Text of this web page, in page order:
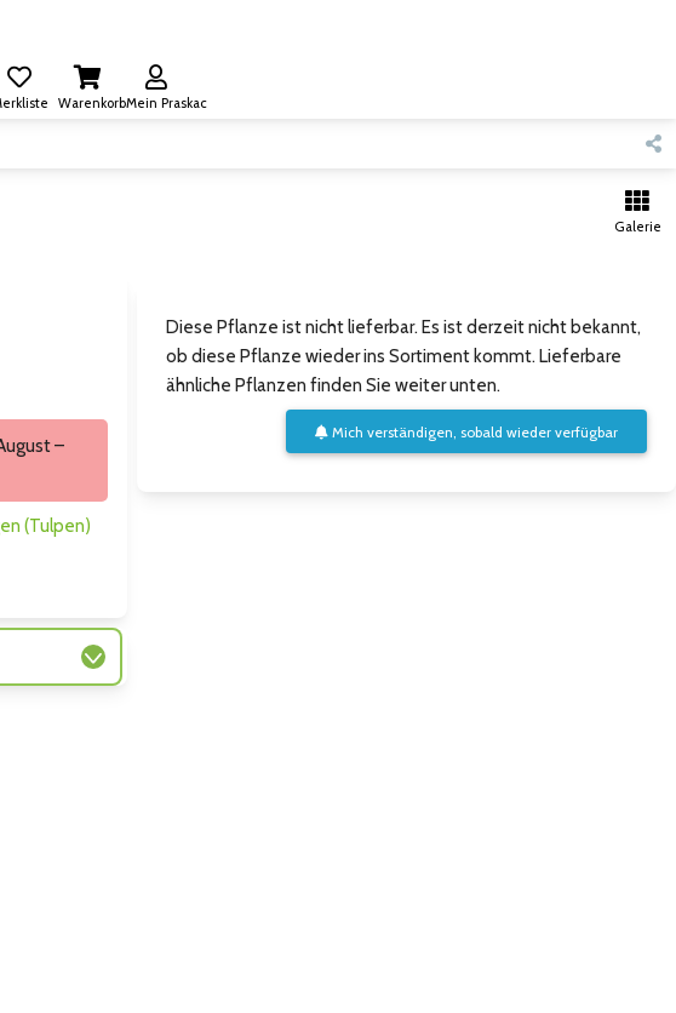
WarenkorbMein Praskac
Galerie
Diese Pflanze ist nicht lieferbar. Es ist derzeit nicht bekannt,
ob diese Pflanze wieder ins Sortiment kommt. Lieferbare
ähnliche Pflanzen finden Sie weiter unten.
Mich verständigen, sobald wieder verfügbar
–
(Tulpen)